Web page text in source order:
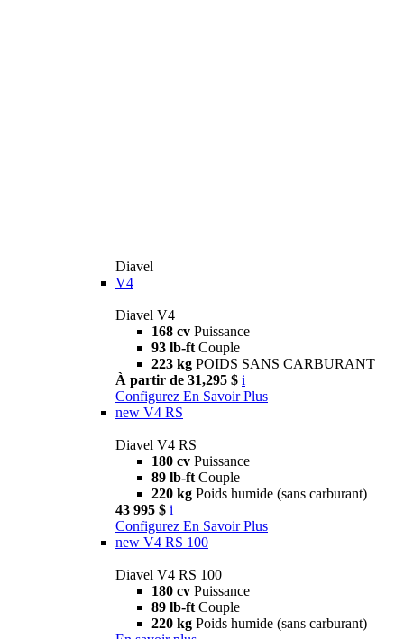
Diavel
V4
Diavel V4
168 cv Puissance
93 lb-ft Couple
223 kg POIDS SANS CARBURANT
À partir de 31,295 $ i
Configurez En Savoir Plus
new V4 RS
Diavel V4 RS
180 cv Puissance
89 lb-ft Couple
220 kg Poids humide (sans carburant)
43 995 $ i
Configurez En Savoir Plus
new V4 RS 100
Diavel V4 RS 100
180 cv Puissance
89 lb-ft Couple
220 kg Poids humide (sans carburant)